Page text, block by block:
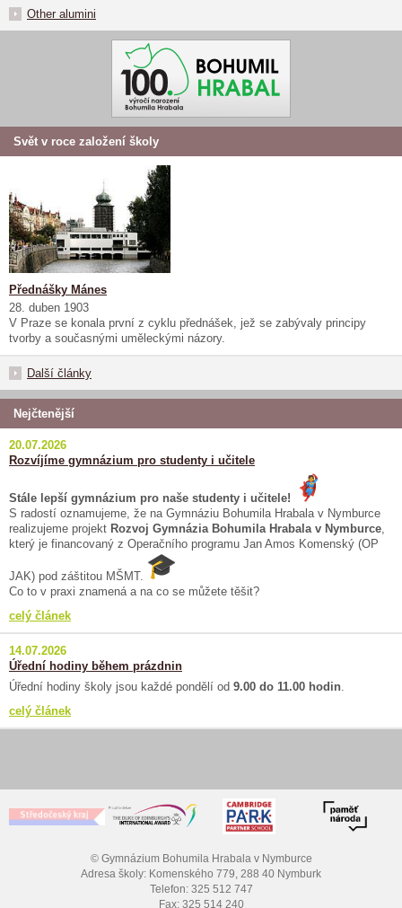
Other alumini
Svět v roce založení školy
Přednášky Mánes
28. duben 1903
V Praze se konala první z cyklu přednášek, jež se zabývaly principy
tvorby a současnými uměleckými názory.
Další články
Nejčtenější
20.07.2026
Rozvíjíme gymnázium pro studenty i učitele
Stále lepší gymnázium pro naše studenty i učitele!
S radostí oznamujeme, že na Gymnáziu Bohumila Hrabala v Nymburce
realizujeme projekt Rozvoj Gymnázia Bohumila Hrabala v Nymburce
který je financovaný z Operačního programu Jan Amos Komenský (OP
JAK) pod záštitou MŠMT.
Co to v praxi znamená a na co se můžete těšit?
celý článek
14.07.2026
Úřední hodiny během prázdnin
Úřední hodiny školy jsou každé pondělí od 9.00 do 11.00 hodin
celý článek
© Gymnázium Bohumila Hrabala v Nymburce
Adresa školy: Komenského 779, 288 40 Nymburk
Telefon: 325 512 747
Fax: 325 514 240